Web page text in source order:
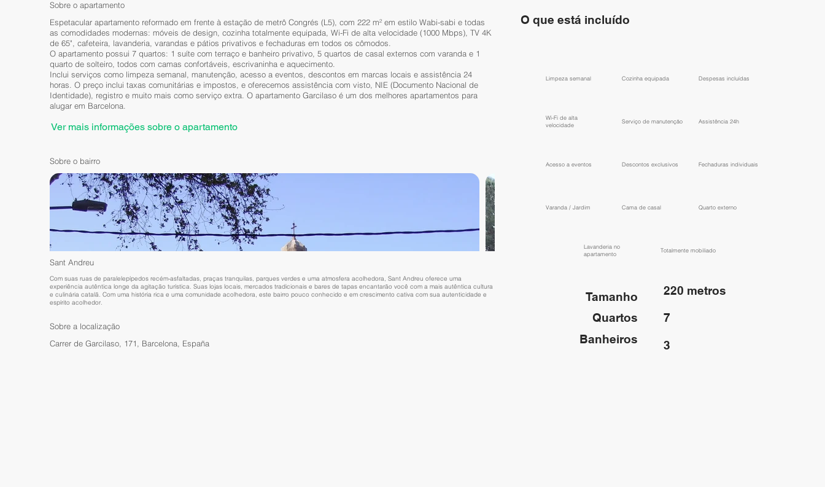
Sobre o apartamento
Espetacular apartamento reformado em frente à estação de metrô Congrés (L5), com 222 m² em estilo Wabi-sabi e todas
as comodidades modernas: móveis de design, cozinha totalmente equipada, Wi-Fi de alta velocidade (1000 Mbps), TV 4K
de 65", cafeteira, lavanderia, varandas e pátios privativos e fechaduras em todos os cômodos.
O apartamento possui 7 quartos: 1 suíte com terraço e banheiro privativo, 5 quartos de casal externos com varanda e 1
quarto de solteiro, todos com camas confortáveis, escrivaninha e aquecimento.
Inclui serviços como limpeza semanal, manutenção, acesso a eventos, descontos em marcas locais e assistência 24
horas. O preço inclui taxas comunitárias e impostos, e oferecemos assistência com visto, NIE (Documento Nacional de
Identidade), registro e muito mais como serviço extra. O apartamento Garcilaso é um dos melhores apartamentos para
alugar em Barcelona.
Ver mais informações sobre o apartamento
Sobre o bairro
Sant Andreu
Com suas ruas de paralelepípedos recém-asfaltadas, praças tranquilas, parques verdes e uma atmosfera acolhedora, Sant Andreu oferece uma
experiência autêntica longe da agitação turística. Suas lojas locais, mercados tradicionais e bares de tapas encantarão você com a mais autêntica cultura
e culinária catalã. Com uma história rica e uma comunidade acolhedora, este bairro pouco conhecido e em crescimento cativa com sua autenticidade e
espírito acolhedor.
Sobre a localização
Carrer de Garcilaso, 171, Barcelona, España
O que está incluído
Limpeza semanal Cozinha equipada Despesas incluídas
Wi-Fi de alta
velocidade
Serviço de manutenção Assistência 24h
Acesso a eventos Descontos exclusivos Fechaduras individuais
Varanda / Jardim Cama de casal Quarto externo
Lavanderia no
apartamento
Totalmente mobiliado
3
7
220 metros
Banheiros
Quartos
Tamanho